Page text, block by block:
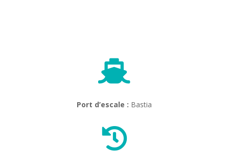

Port d’escale : Bastia
